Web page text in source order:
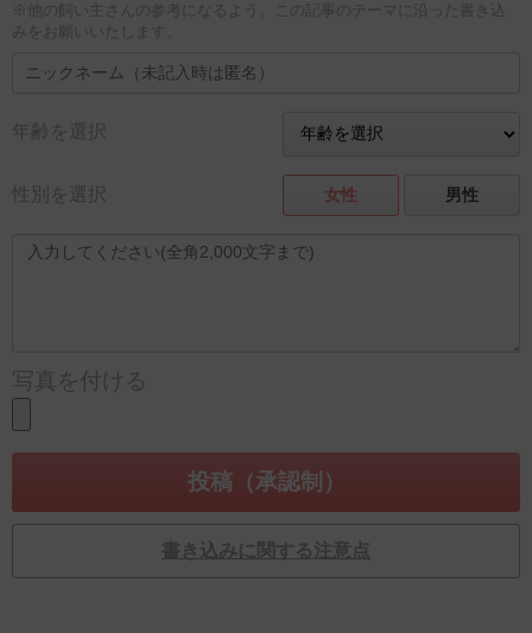
※他の飼い主さんの参考になるよう、この記事のテーマに沿った書き込
みをお願いいたします。
年齢を選択
性別を選択 女性 男性
写真を付ける
書き込みに関する注意点